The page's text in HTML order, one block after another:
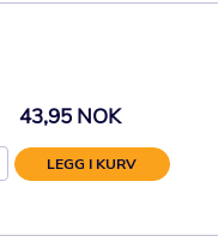
43,95 NOK
LEGG I KURV